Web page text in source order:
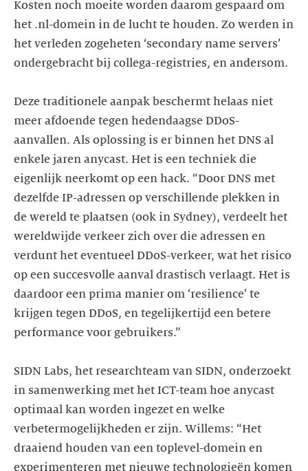
Kosten noch moeite worden daarom gespaard om
het .nl-domein in de lucht te houden. Zo werden in
het verleden zogeheten ‘secondary name servers’
ondergebracht bij collega-registries, en andersom.
Deze traditionele aanpak beschermt helaas niet
meer afdoende tegen hedendaagse DDoS-
aanvallen. Als oplossing is er binnen het DNS al
enkele jaren anycast. Het is een techniek die
eigenlijk neerkomt op een hack. “Door DNS met
dezelfde IP-adressen op verschillende plekken in
de wereld te plaatsen (ook in Sydney), verdeelt het
wereldwijde verkeer zich over die adressen en
verdunt het eventueel DDoS-verkeer, wat het risico
op een succesvolle aanval drastisch verlaagt. Het is
daardoor een prima manier om ‘resilience’ te
krijgen tegen DDoS, en tegelijkertijd een betere
performance voor gebruikers.”
SIDN Labs, het researchteam van SIDN, onderzoekt
in samenwerking met het ICT-team hoe anycast
optimaal kan worden ingezet en welke
verbetermogelijkheden er zijn. Willems: “Het
draaiend houden van een toplevel-domein en
experimenteren met nieuwe technologieën komen